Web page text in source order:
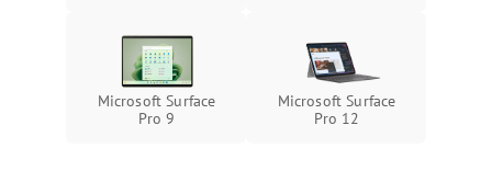
Microsoft Surface
Pro 9
Microsoft Surface
Pro 12